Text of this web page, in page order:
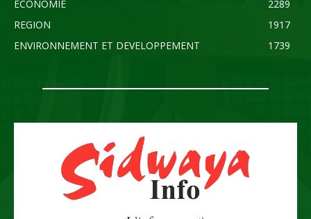
ECONOMIE
2289
REGION
1917
ENVIRONNEMENT ET DEVELOPPEMENT
1739